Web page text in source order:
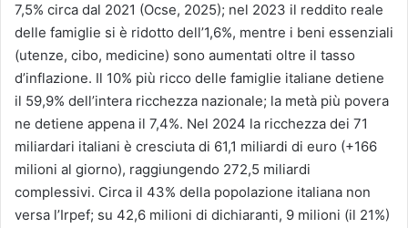
7,5% circa dal 2021 (Ocse, 2025); nel 2023 il reddito reale
delle famiglie si è ridotto dell’1,6%, mentre i beni essenziali
(utenze, cibo, medicine) sono aumentati oltre il tasso
d’inflazione. Il 10% più ricco delle famiglie italiane detiene
il 59,9% dell’intera ricchezza nazionale; la metà più povera
ne detiene appena il 7,4%. Nel 2024 la ricchezza dei 71
miliardari italiani è cresciuta di 61,1 miliardi di euro (+166
milioni al giorno), raggiungendo 272,5 miliardi
complessivi. Circa il 43% della popolazione italiana non
versa l’Irpef; su 42,6 milioni di dichiaranti, 9 milioni (il 21%)